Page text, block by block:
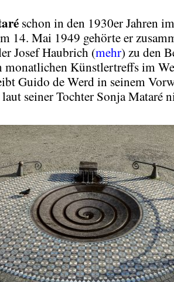
schon in den 1930er Jahren
14. Mai 1949 gehörte er
Josef Haubrich (mehr) zu den
monatlichen Künstlertreffs im
Guido de Werd in seinem
seiner Tochter Sonja Mataré